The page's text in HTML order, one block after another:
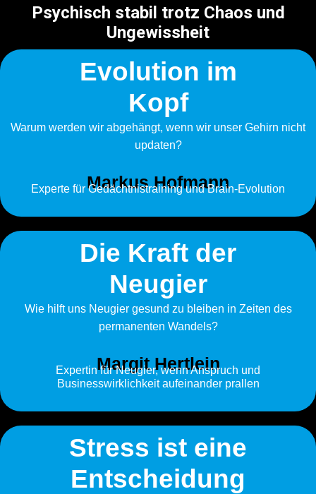
Psychisch stabil trotz Chaos und
Ungewissheit
Evolution im
Kopf
Warum werden wir abgehängt, wenn wir unser Gehirn nicht
updaten?
Markus Hofmann
Experte für Gedächtnistraining und Brain-Evolution
Die Kraft der
Neugier
Wie hilft uns Neugier gesund zu bleiben in Zeiten des
permanenten Wandels?
Margit Hertlein
Expertin für Neugier, wenn Anspruch und
Businesswirklichkeit aufeinander prallen
Stress ist eine
Entscheidung